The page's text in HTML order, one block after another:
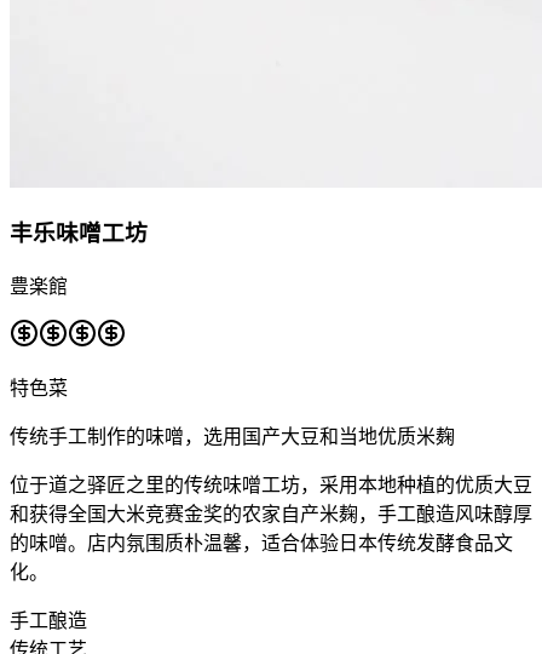
丰乐味噌工坊
豊楽館
特色菜
传统手工制作的味噌，选用国产大豆和当地优质米麹
位于道之驿匠之里的传统味噌工坊，采用本地种植的优质大豆
和获得全国大米竞赛金奖的农家自产米麹，手工酿造风味醇厚
的味噌。店内氛围质朴温馨，适合体验日本传统发酵食品文
化。
手工酿造
传统工艺